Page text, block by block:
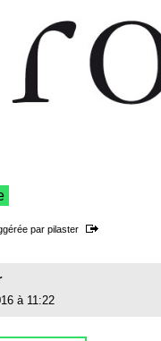
par pilaster
à 11:22